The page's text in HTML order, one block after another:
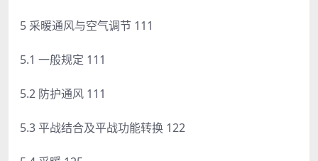
5 采暖通风与空气调节 111
5.1 一般规定 111
5.2 防护通风 111
5.3 平战结合及平战功能转换 122